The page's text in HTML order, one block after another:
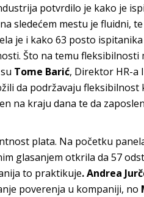
potvrdilo je kako je
sledećem mestu je fluidni,
je i kako 63 posto
Što na temu fleksibilnosti
Tome Barić, Direktor HR-a
da podržavaju
na kraju dana te da
plata. Na početku
glasanjem otkrila da 57
to praktikuje. Andrea
poverenja u kompaniji, no